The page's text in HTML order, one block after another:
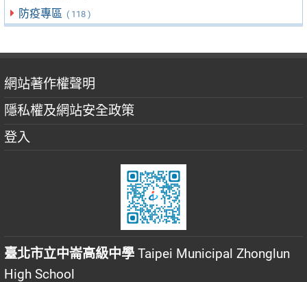
防疫專區 ( 118 )
網站著作權聲明
隱私權及網站安全政策
登入
臺北市立中崙高級中學 Taipei Municipal Zhonglun
High School